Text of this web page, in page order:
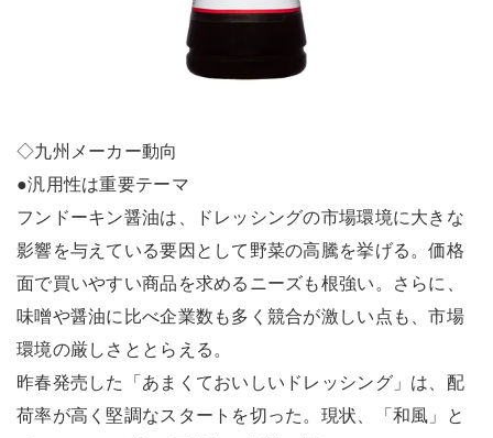
◇九州メーカー動向
●汎用性は重要テーマ
フンドーキン醤油は、ドレッシングの市場環境に大きな
影響を与えている要因として野菜の高騰を挙げる。価格
面で買いやすい商品を求めるニーズも根強い。さらに、
味噌や醤油に比べ企業数も多く競合が激しい点も、市場
環境の厳しさととらえる。
昨春発売した「あまくておいしいドレッシング」は、配
荷率が高く堅調なスタートを切った。現状、「和風」と